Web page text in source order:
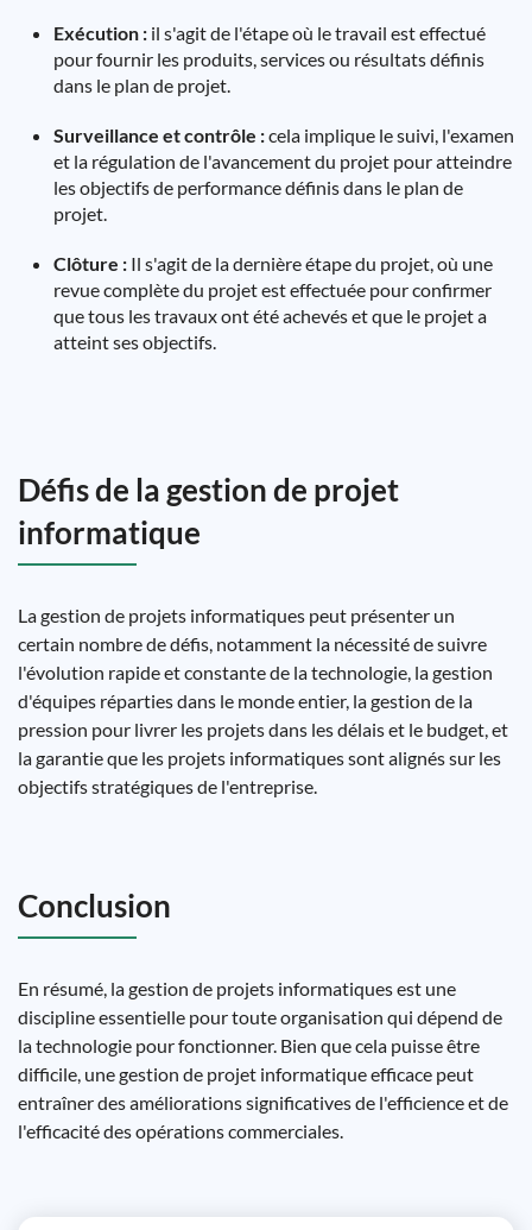
Exécution : il s'agit de l'étape où le travail est effectué
pour fournir les produits, services ou résultats définis
dans le plan de projet.
Surveillance et contrôle :cela implique le suivi, l'examen
et la régulation de l'avancement du projet pour atteindre
les objectifs de performance définis dans le plan de
projet.
Clôture : Il s'agit de la dernière étape du projet, où une
revue complète du projet est effectuée pour confirmer
que tous les travaux ont été achevés et que le projet a
atteint ses objectifs.
Défis de la gestion de projet
informatique
La gestion de projets informatiques peut présenter un
certain nombre de défis, notamment la nécessité de suivre
l'évolution rapide et constante de la technologie, la gestion
d'équipes réparties dans le monde entier, la gestion de la
pression pour livrer les projets dans les délais et le budget, et
la garantie que les projets informatiques sont alignés sur les
objectifs stratégiques de l'entreprise.
Conclusion
En résumé, la gestion de projets informatiques est une
discipline essentielle pour toute organisation qui dépend de
la technologie pour fonctionner. Bien que cela puisse être
difficile, une gestion de projet informatique efficace peut
entraîner des améliorations significatives de l'efficience et de
l'efficacité des opérations commerciales.